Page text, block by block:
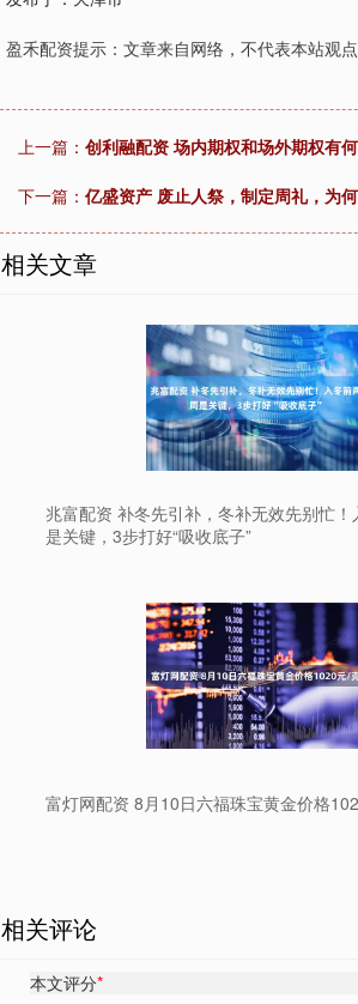
盈禾配资提示：文章来自网络，不代表本站观点
上一篇： 创利融配资 场内期权和场外期权有
下一篇： 亿盛资产 废止人祭，制定周礼，为
相关文章
兆富配资 补冬先引补，冬补无效先别忙！
是关键，3步打好“吸收底子”
富灯网配资 8月10日六福珠宝黄金价格
相关评论
本文评分*